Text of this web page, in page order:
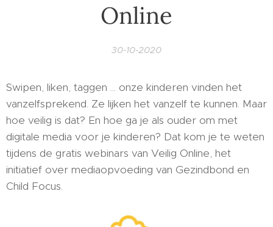
Online
30-10-2020
Swipen, liken, taggen ... onze kinderen vinden het
vanzelfsprekend. Ze lijken het vanzelf te kunnen. Maar
hoe veilig is dat? En hoe ga je als ouder om met
digitale media voor je kinderen? Dat kom je te weten
tijdens de gratis webinars van Veilig Online, het
initiatief over mediaopvoeding van Gezindbond en
Child Focus.